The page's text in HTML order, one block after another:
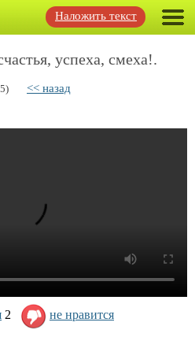
Наложить текст
успеха, смеха!.
<< назад
2 не нравится